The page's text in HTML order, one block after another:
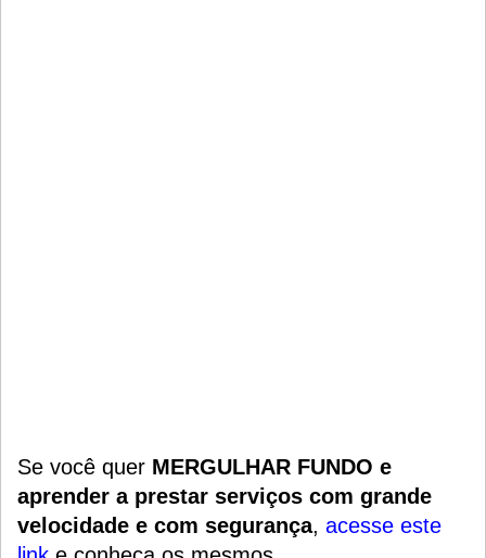
Se você quer MERGULHAR FUNDO e
aprender a prestar serviços com grande
velocidade e com segurança, acesse este